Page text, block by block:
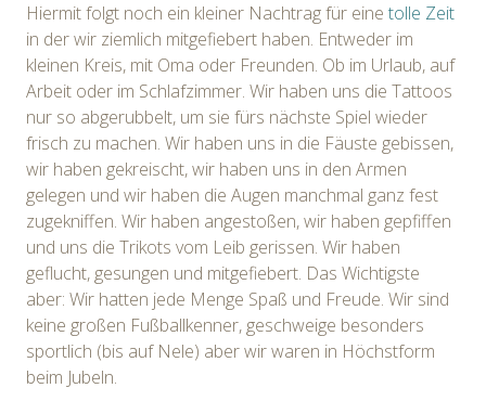
Hiermit folgt noch ein kleiner Nachtrag für eine tolle Zeit
in der wir ziemlich mitgefiebert haben. Entweder im
kleinen Kreis, mit Oma oder Freunden. Ob im Urlaub, auf
Arbeit oder im Schlafzimmer. Wir haben uns die Tattoos
nur so abgerubbelt, um sie fürs nächste Spiel wieder
frisch zu machen. Wir haben uns in die Fäuste gebissen,
wir haben gekreischt, wir haben uns in den Armen
gelegen und wir haben die Augen manchmal ganz fest
zugekniffen. Wir haben angestoßen, wir haben gepfiffen
und uns die Trikots vom Leib gerissen. Wir haben
geflucht, gesungen und mitgefiebert. Das Wichtigste
aber: Wir hatten jede Menge Spaß und Freude. Wir sind
keine großen Fußballkenner, geschweige besonders
sportlich (bis auf Nele) aber wir waren in Höchstform
beim Jubeln.